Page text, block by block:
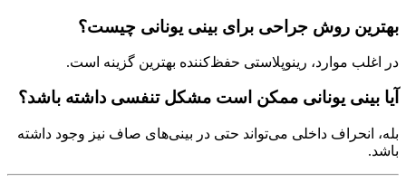
بهترین روش جراحی برای بینی یونانی چیست؟
در اغلب موارد، رینوپلاستی حفظ‌کننده بهترین گزینه است.
آیا بینی یونانی ممکن است مشکل تنفسی داشته باشد؟
بله، انحراف داخلی می‌تواند حتی در بینی‌های صاف نیز وجود داشته
باشد.